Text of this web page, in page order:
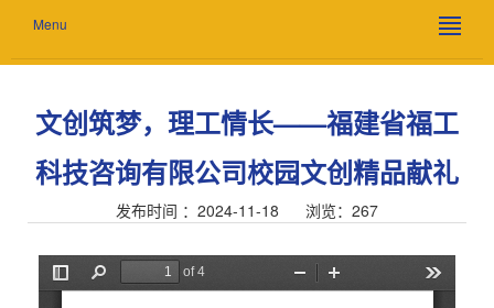
Menu
文创筑梦，理工情长——福建省福工
科技咨询有限公司校园文创精品献礼
发布时间 ：2024-11-18 浏览： 267